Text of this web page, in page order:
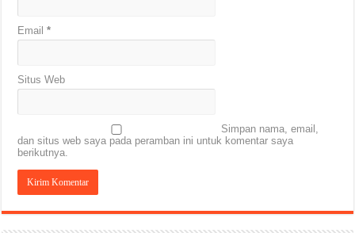
Email*
Situs Web
Simpan nama, email,
dan situs web saya pada peramban ini untuk komentar saya
berikutnya.